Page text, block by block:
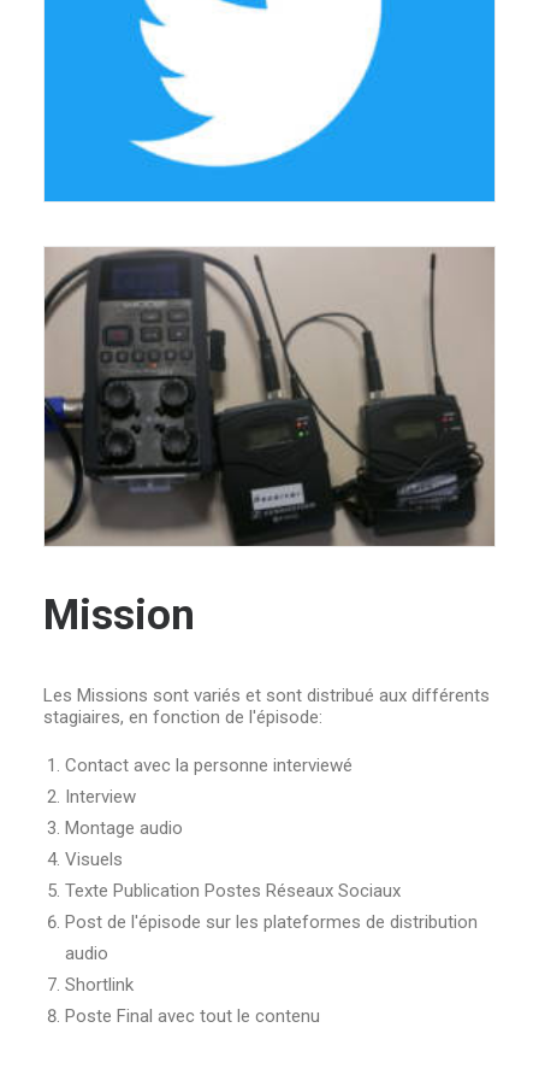
Mission
Les Missions sont variés et sont distribué aux différents
stagiaires, en fonction de l'épisode:
Contact avec la personne interviewé
Interview
Montage audio
Visuels
Texte Publication Postes Réseaux Sociaux
Post de l'épisode sur les plateformes de distribution
audio
Shortlink
Poste Final avec tout le contenu